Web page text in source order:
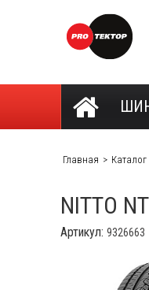
Главная Каталог
NITTO
Артикул: